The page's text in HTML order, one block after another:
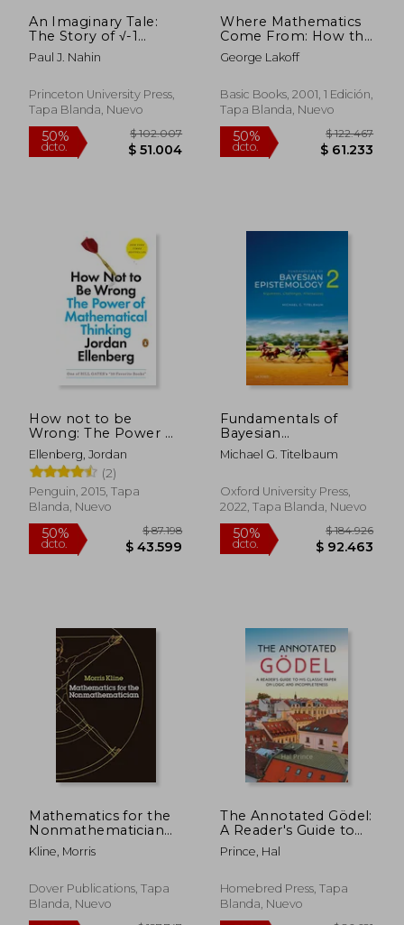
50%
dcto. $ 48.526
50%
dcto.
An Imaginary Tale:
The Story of √-1
(Princeton Science
Library) (en Inglés)
Paul J. Nahin
Princeton University Press,
Tapa Blanda, Nuevo
dcto. $ 51.004
Where Mathematics
Come From: How the
Embodied Mind
Brings Mathematics
George Lakoff
Basic Books, 2001, 1 Edición,
Tapa Blanda, Nuevo
dcto.
How not to be
Wrong: The Power of
Mathematical
Thinking (en Inglés)
Ellenberg, Jordan
(2)
Penguin, 2015, Tapa
Blanda, Nuevo
Fundamentals of
Bayesian
Epistemology 2:
Arguments,
Alternatives (en
Inglés)
Michael G. Titelbaum
Oxford University Press,
2022, Tapa Blanda, Nuevo
Mathematics for the
Nonmathematician
(en Inglés)
Kline, Morris
Dover Publications, Tapa
Blanda, Nuevo
The Annotated Gödel:
A Reader's Guide to
his Classic Paper on
Logic and
Inglés)
Prince, Hal
Homebred Press, Tapa
Blanda, Nuevo